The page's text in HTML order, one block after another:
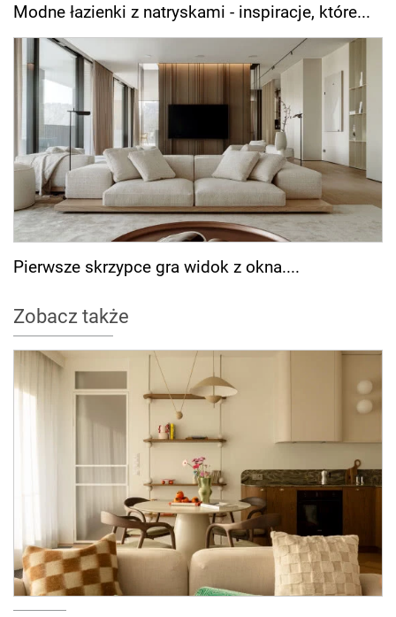
Modne łazienki z natryskami - inspiracje, które...
Pierwsze skrzypce gra widok z okna....
Zobacz także